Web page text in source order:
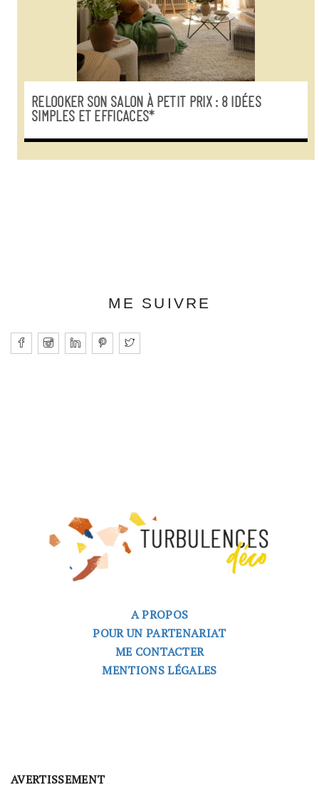
RELOOKER SON SALON À PETIT PRIX : 8 IDÉES
SIMPLES ET EFFICACES*
ME SUIVRE
A PROPOS
POUR UN PARTENARIAT
ME CONTACTER
MENTIONS LÉGALES
AVERTISSEMENT